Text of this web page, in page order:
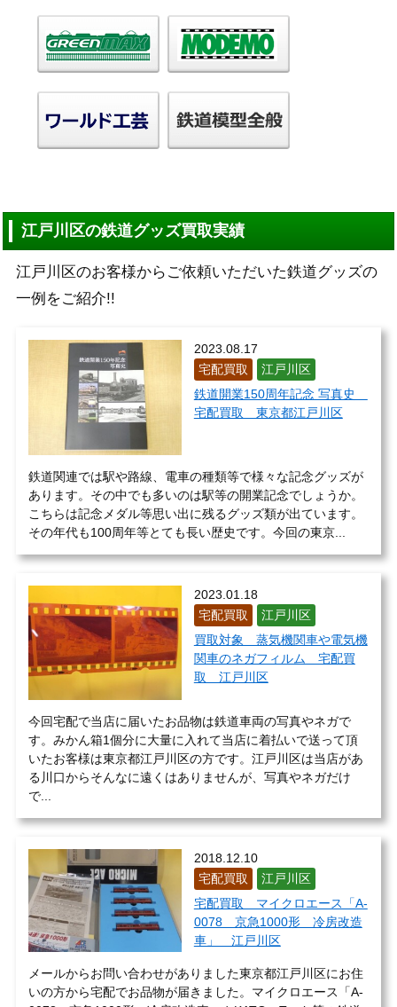
江戸川区の鉄道グッズ買取実績
江戸川区のお客様からご依頼いただいた鉄道グッズの
一例をご紹介!!
2023.08.17
宅配買取
江戸川区
鉄道開業150周年記念 写真史
宅配買取 東京都江戸川区
鉄道関連では駅や路線、電車の種類等で様々な記念グッズが
あります。その中でも多いのは駅等の開業記念でしょうか。
こちらは記念メダル等思い出に残るグッズ類が出ています。
その年代も100周年等とても長い歴史です。今回の東京...
2023.01.18
宅配買取
江戸川区
買取対象 蒸気機関車や電気機
関車のネガフィルム 宅配買
取 江戸川区
今回宅配で当店に届いたお品物は鉄道車両の写真やネガで
す。みかん箱1個分に大量に入れて当店に着払いで送って頂
いたお客様は東京都江戸川区の方です。江戸川区は当店があ
る川口からそんなに遠くはありませんが、写真やネガだけ
で...
2018.12.10
宅配買取
江戸川区
宅配買取 マイクロエース「A-
0078 京急1000形 冷房改造
車」 江戸川区
メールからお問い合わせがありました東京都江戸川区にお住
いの方から宅配でお品物が届きました。マイクロエース「A-